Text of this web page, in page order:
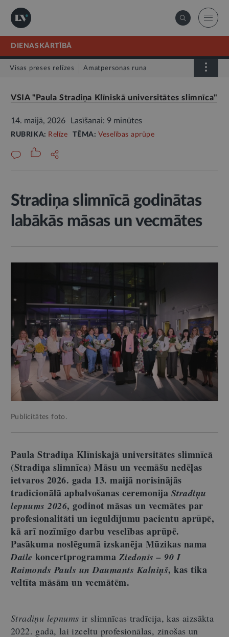
DIENASKĀRTĪBĀ
Visas preses relīzes Amatpersonas runa
VSIA "Paula Stradiņa Klīniskā universitātes slimnīca"
14. maijā, 2026 Lasīšanai: 9 minūtes
RUBRIKA: Relīze TĒMA:Veselības aprūpe
Stradiņa slimnīcā godinātas
labākās māsas un vecmātes
Publicitātes foto.
Paula Stradiņa Klīniskajā universitātes slimnīcā
(Stradiņa slimnīca) Māsu un vecmāšu nedēļas
ietvaros 2026. gada 13. maijā norisinājās
tradicionālā apbalvošanas ceremonija Stradiņu
lepnums 2026, godinot māsas un vecmātes par
profesionalitāti un ieguldījumu pacientu aprūpē,
kā arī nozīmīgo darbu veselības aprūpē.
Pasākuma noslēgumā izskanēja Mūzikas nama
Daile koncertprogramma Ziedonis – 90 I
Raimonds Pauls un Daumants Kalniņš, kas tika
veltīta māsām un vecmātēm.
Stradiņu lepnums ir slimnīcas tradīcija, kas aizsākta
2022. gadā, lai izceltu profesionālas, zinošas un